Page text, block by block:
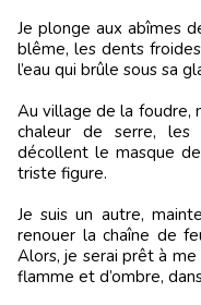
Je plonge aux abîmes
blême, les dents
l’eau qui brûle sous sa
Au village de la foudre,
chaleur de serre,
décollent le masque
triste figure.
Je suis un autre,
renouer la chaîne de
Alors, je serai prêt à
flamme et d’ombre,